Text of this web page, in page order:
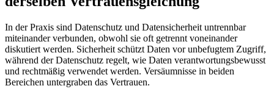
In der Praxis sind Datenschutz und Datensicherheit untrennbar
miteinander verbunden, obwohl sie oft getrennt voneinander
diskutiert werden. Sicherheit schützt Daten vor unbefugtem Zugriff,
während der Datenschutz regelt, wie Daten verantwortungsbewusst
und rechtmäßig verwendet werden. Versäumnisse in beiden
Bereichen untergraben das Vertrauen.